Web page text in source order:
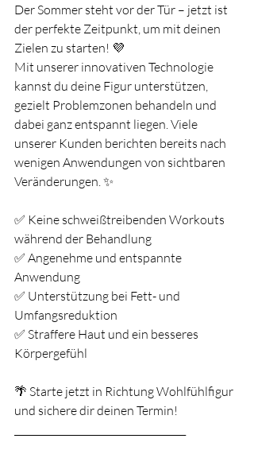
Der Sommer steht vor der Tür – jetzt ist
der perfekte Zeitpunkt, um mit deinen
Zielen zu starten! 💜
Mit unserer innovativen Technologie
kannst du deine Figur unterstützen,
gezielt Problemzonen behandeln und
dabei ganz entspannt liegen. Viele
unserer Kunden berichten bereits nach
wenigen Anwendungen von sichtbaren
Veränderungen. ✨
✅ Keine schweißtreibenden Workouts
während der Behandlung
✅ Angenehme und entspannte
Anwendung
✅ Unterstützung bei Fett- und
Umfangsreduktion
✅ Straffere Haut und ein besseres
Körpergefühl
🌴 Starte jetzt in Richtung Wohlfühlfigur
und sichere dir deinen Termin!